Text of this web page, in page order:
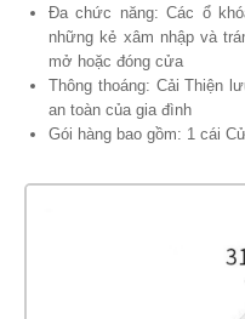
Đa chức năng: Các ổ
những kẻ xâm nhập và
mở hoặc đóng cửa
Thông thoáng: Cải Thiện
an toàn của gia đình
Gói hàng bao gồm: 1 cái